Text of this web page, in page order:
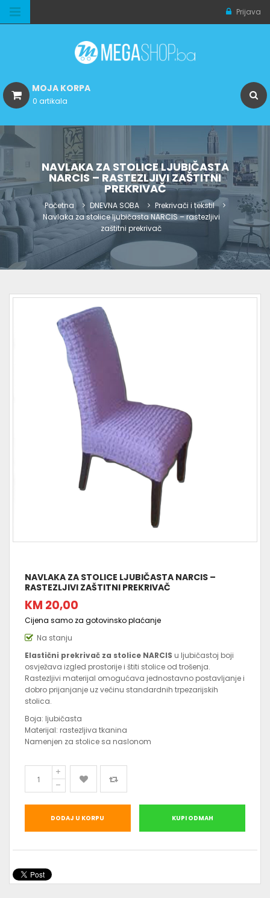
Prijava
MOJA KORPA
0 artikala
NAVLAKA ZA STOLICE LJUBIČASTA
NARCIS – RASTEZLJIVI ZAŠTITNI
PREKRIVAČ
Početna DNEVNA SOBA
Prekrivači i tekstil
Navlaka za stolice ljubičasta NARCIS – rastezljivi
zaštitni prekrivač
NAVLAKA ZA STOLICE LJUBIČASTA NARCIS –
RASTEZLJIVI ZAŠTITNI PREKRIVAČ
KM 20,00
Cijena samo za gotovinsko plaćanje
Na stanju
Elastični prekrivač za stolice NARCIS u ljubičastoj boji
osvježava izgled prostorije i štiti stolice od trošenja.
Rastezljivi materijal omogućava jednostavno postavljanje i
dobro prijanjanje uz većinu standardnih trpezarijskih
stolica.
Boja: ljubičasta
Materijal: rastezljiva tkanina
Namenjen za stolice sa naslonom
DODAJ U KORPU KUPI ODMAH